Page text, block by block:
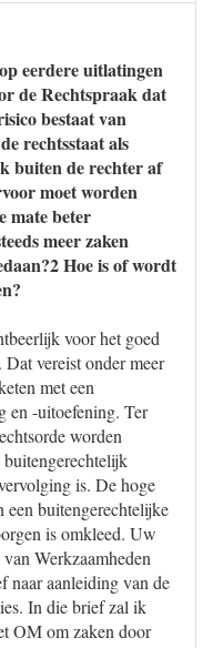
eerdere uitlatingen
de Rechtspraak dat
bestaat van
rechtsstaat als
buiten de rechter af
moet worden
mate beter
meer zaken
Hoe is of wordt
voor het goed
vereist onder meer
met een
en -uitoefening. Ter
worden
is. De hoge
een buitengerechtelijke
is omkleed. Uw
Werkzaamheden
naar aanleiding van de
In die brief zal ik
OM om zaken door